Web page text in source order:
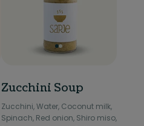
Zucchini Soup
Zucchini, Water, Coconut milk,
Spinach, Red onion, Shiro miso,